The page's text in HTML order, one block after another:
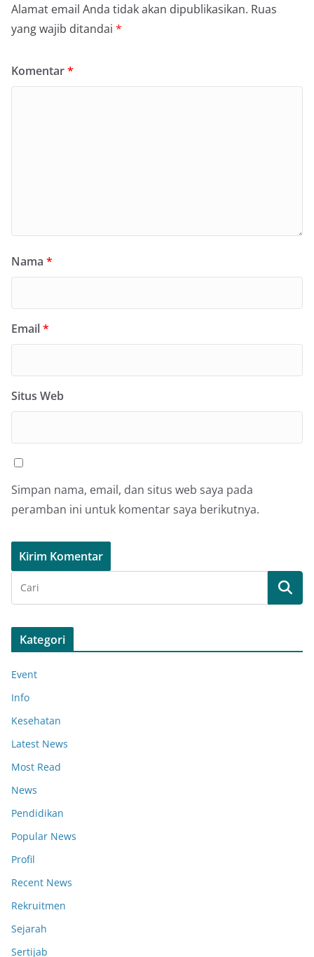
Alamat email Anda tidak akan dipublikasikan. Ruas
yang wajib ditandai *
Komentar*
Nama *
Email*
Situs Web
Simpan nama, email, dan situs web saya pada
peramban ini untuk komentar saya berikutnya.
Kategori
Event
Info
Kesehatan
Latest News
Most Read
News
Pendidikan
Popular News
Profil
Recent News
Rekruitmen
Sejarah
Sertijab